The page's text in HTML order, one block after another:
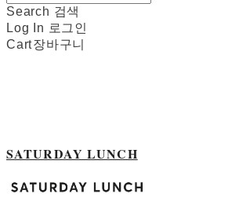
Search 검색
Log In 로그인
Cart장바구니
SATURDAY LUNCH